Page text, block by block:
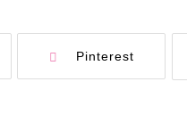
Pinterest